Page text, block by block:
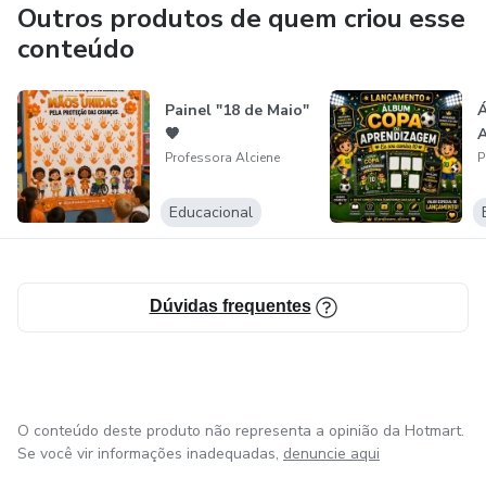
Profª Alciene 👩‍🏫💖
Outros produtos de quem criou esse
conteúdo
Painel "18 de Maio"
🧡
Professora Alciene
Educacional
Dúvidas frequentes
O conteúdo deste produto não representa a opinião da Hotmart.
Se você vir informações inadequadas, denuncie aqui